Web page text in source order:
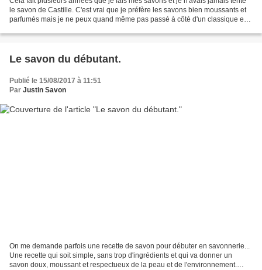
le savon de Castille. C'est vrai que je préfère les savons bien moussants et
parfumés mais je ne peux quand même pas passé à côté d'un classique en
Le savon du débutant.
Publié le 15/08/2017 à 11:51
Par Justin Savon
On me demande parfois une recette de savon pour débuter en savonnerie...
Une recette qui soit simple, sans trop d'ingrédients et qui va donner un
savon doux, moussant et respectueux de la peau et de l'environnement.